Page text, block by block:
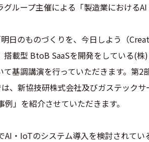
ループ主催による「製造業における
日のものづくりを、今日しよう（
搭載型 BtoB SaaSを開発をしている(
て基調講演を行っていただきます。第
、新協技研株式会社及びガステック
」を紹介させていただきます。
AI・IoTのシステム導入を検討されて